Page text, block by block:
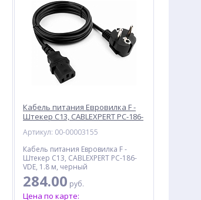
Кабель питания Евровилка F -
Штекер C13, CABLEXPERT PC-186-
Артикул: 00-00003155
Кабель питания Евровилка F -
Штекер C13, CABLEXPERT PC-186-
VDE, 1.8 м, черный
284.00 руб.
Цена по карте: